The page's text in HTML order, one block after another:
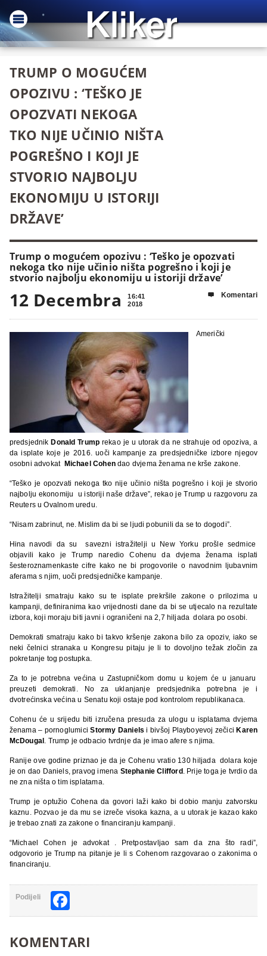
TRUMP O MOGUĆEM
OPOZIVU : ‘TEŠKO JE
OPOZVATI NEKOGA
TKO NIJE UČINIO NIŠTA
POGREŠNO I KOJI JE
STVORIO NAJBOLJU
EKONOMIJU U ISTORIJI
DRŽAVE’
Trump o mogućem opozivu : ‘Teško je opozvati
nekoga tko nije učinio ništa pogrešno i koji je
stvorio najbolju ekonomiju u istoriji države’
12 Decembra
16:41
2018
 Komentari
Američki
predsjednikDonald Trump rekao je u utorak da ne strahuje od opoziva, a
da isplate koje je 2016. uoči kampanje za predsjedničke izbore njegov
osobni advokat Michael Cohendao dvjema ženama ne krše zakone.
“Teško je opozvati nekoga tko nije učinio ništa pogrešno i koji je stvorio
najbolju ekonomiju u istoriji naše države”, rekao je Trump u razgovoru za
Reuters u Ovalnom uredu.
“Nisam zabrinut, ne. Mislim da bi se ljudi pobunili da se to dogodi”.
Hina navodi da su savezni istražitelji u New Yorku prošle sedmice
objavili kako je Trump naredio Cohenu da dvjema ženama isplati
šesteroznamenkaste cifre kako ne bi progovorile o navodnim ljubavnim
aferama s njim, uoči predsjedničke kampanje.
Istražitelji smatraju kako su te isplate prekršile zakone o prilozima u
kampanji, definiranima kao vrijednosti dane da bi se utjecalo na rezultate
izbora, koji moraju biti javni i ograničeni na 2,7 hiljada dolara po osobi.
Demokrati smatraju kako bi takvo kršenje zakona bilo za opoziv, iako se
neki čelnici stranaka u Kongresu pitaju je li to dovoljno težak zločin za
pokretanje tog postupka.
Za to je potrebna većina u Zastupničkom domu u kojem će u januaru
preuzeti demokrati. No za uklanjanje predsjednika potrebna je i
dvotrećinska većina u Senatu koji ostaje pod kontrolom republikanaca.
Cohenu će u srijedu biti izručena presuda za ulogu u isplatama dvjema
ženama – pornoglumiciStormy Danielsi bivšoj Playboyevoj zečiciKaren
McDougal . Trump je odbacio tvrdnje da je imao afere s njima.
Ranije ove godine priznao je da je Cohenu vratio 130 hiljada dolara koje
je on dao Daniels, pravog imena Stephanie Clifford. Prije toga je tvrdio da
ne zna ništa o tim isplatama.
Trump je optužio Cohena da govori laži kako bi dobio manju zatvorsku
kaznu. Pozvao je da mu se izreče visoka kazna, a u utorak je kazao kako
je trebao znati za zakone o financiranju kampanji.
“Michael Cohen je advokat . Pretpostavljao sam da zna što radi”,
odgovorio je Trump na pitanje je li s Cohenom razgovarao o zakonima o
financiranju.
Podijeli
KOMENTARI